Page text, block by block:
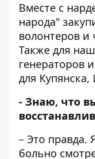
Вместе с
народа"
волонтеров
Также для
генераторов
для
- Знаю, что
– Это
больно